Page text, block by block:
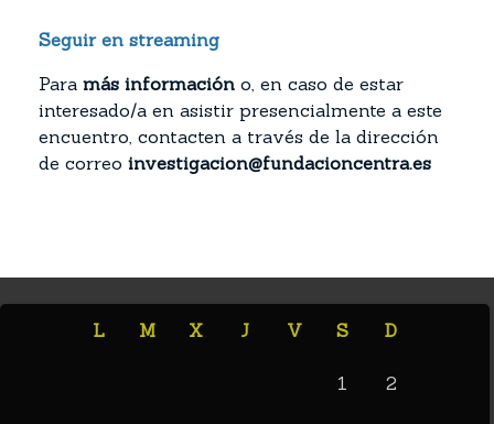
Seguir en streaming
Para más información o, en caso de estar
interesado/a en asistir presencialmente a este
encuentro, contacten a través de la dirección
de correo investigacion@fundacioncentra.es
L M X J V S D
1 2